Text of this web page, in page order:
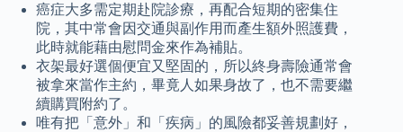
癌症大多需定期赴院診療，再配合短期的密集住
院，其中常會因交通與副作用而產生額外照護費，
此時就能藉由慰問金來作為補貼。
衣架最好選個便宜又堅固的，所以終身壽險通常會
被拿來當作主約，畢竟人如果身故了，也不需要繼
續購買附約了。
唯有把「意外」和「疾病」的風險都妥善規劃好，